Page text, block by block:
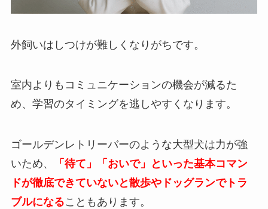
外飼いはしつけが難しくなりがちです。
室内よりもコミュニケーションの機会が減るた
め、学習のタイミングを逃しやすくなります。
ゴールデンレトリーバーのような大型犬は力が強
いため、
「待て」「おいで」といった基本コマン
ドが徹底できていないと散歩やドッグランでトラ
ブルになることもあります。